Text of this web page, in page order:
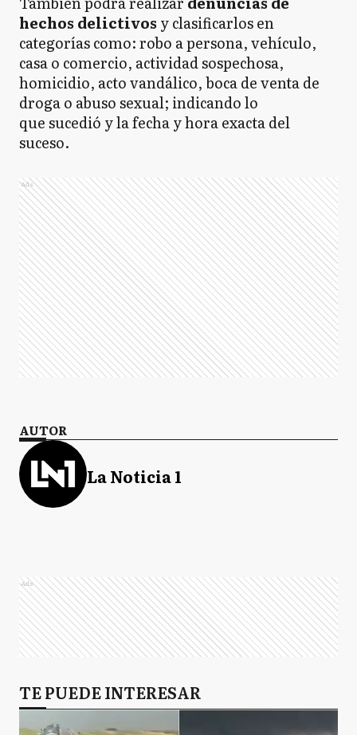
hechos delictivos y clasificarlosen
categorías como: robo a persona, vehículo,
casa o comercio, actividad sospechosa,
homicidio, acto vandálico, boca de venta de
droga o abuso sexual; indicando lo
que sucedió y la fecha y hora exacta del
suceso.
Ads
AUTOR
La Noticia 1
Ads
TE PUEDE INTERESAR